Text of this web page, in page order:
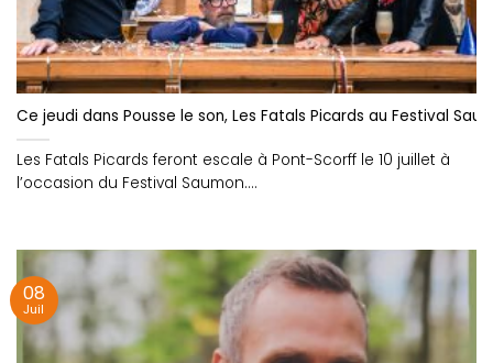
Ce jeudi dans Pousse le son, Les Fatals Picards au Festival
Les Fatals Picards feront escale à Pont-Scorff le 10 juillet à
l’occasion du Festival Saumon....
08
Juil